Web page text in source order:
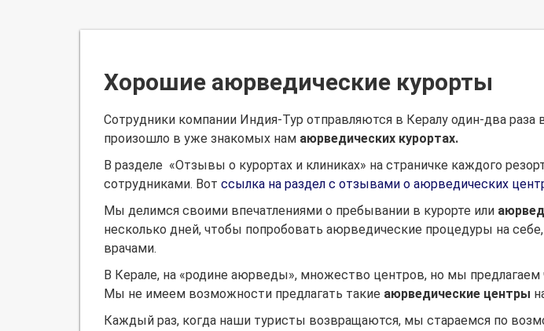
Хорошие аюрведические курорты
Сотрудники компании Индия-Тур отправляются в Кералу один-два
произошло в уже знакомых нам аюрведических курортах.
В разделе «Отзывы о курортах и клиниках» на страничке каждого
сотрудниками. Вот ссылка на раздел с отзывами о аюрведических
Мы делимся своими впечатлениями о пребывании в курорте или
несколько дней, чтобы попробовать аюрведические процедуры на
врачами.
В Керале, на «родине аюрведы», множество центров, но мы предлагаем
Мы не имеем возможности предлагать такие аюрведические центры
Каждый раз, когда наши туристы возвращаются, мы стараемся по